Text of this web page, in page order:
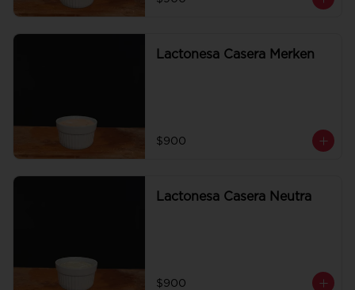
Lactonesa Casera Merken
$900
Lactonesa Casera Neutra
$900